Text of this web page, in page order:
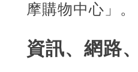
摩購物中心」。
資訊、網路